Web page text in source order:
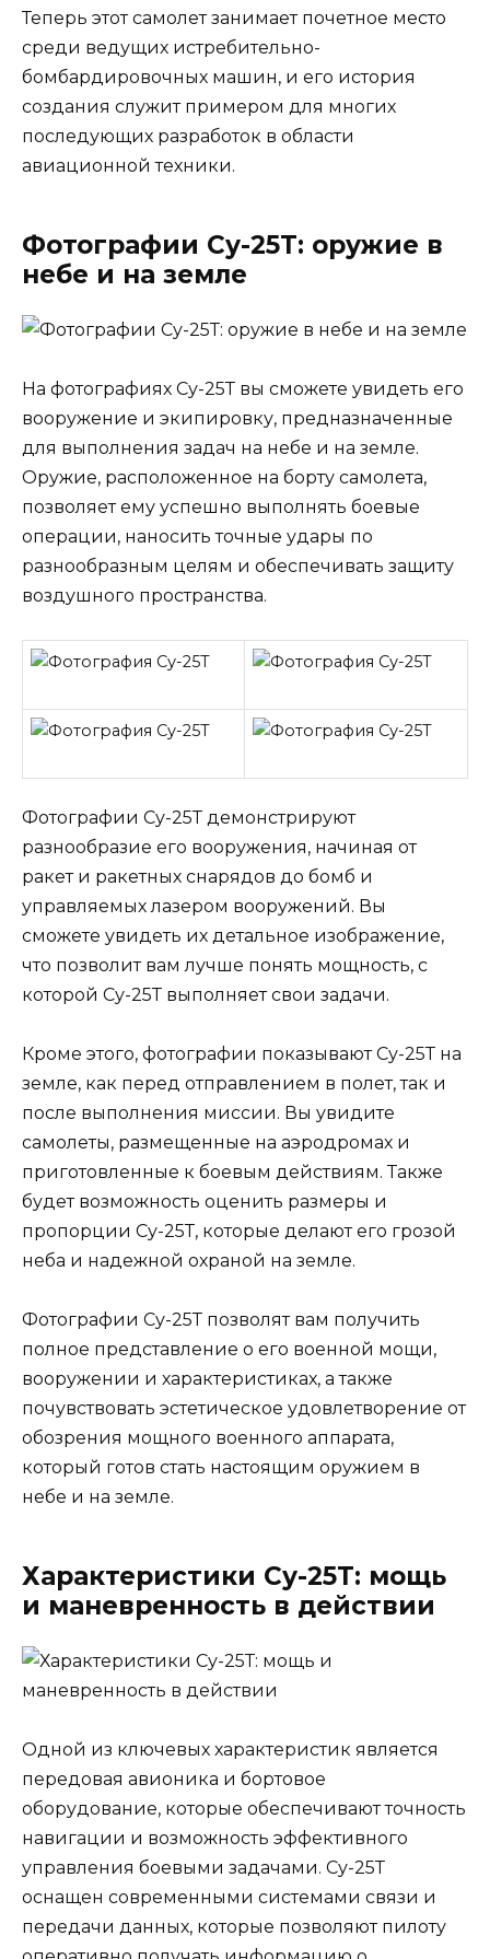
Теперь этот самолет занимает почетное место
среди ведущих истребительно-
бомбардировочных машин, и его история
создания служит примером для многих
последующих разработок в области
авиационной техники.
Фотографии Су-25Т: оружие в
небе и на земле
На фотографиях Су-25Т вы сможете увидеть его
вооружение и экипировку, предназначенные
для выполнения задач на небе и на земле.
Оружие, расположенное на борту самолета,
позволяет ему успешно выполнять боевые
операции, наносить точные удары по
разнообразным целям и обеспечивать защиту
воздушного пространства.
Фотографии Су-25Т демонстрируют
разнообразие его вооружения, начиная от
ракет и ракетных снарядов до бомб и
управляемых лазером вооружений. Вы
сможете увидеть их детальное изображение,
что позволит вам лучше понять мощность, с
которой Су-25Т выполняет свои задачи.
Кроме этого, фотографии показывают Су-25Т на
земле, как перед отправлением в полет, так и
после выполнения миссии. Вы увидите
самолеты, размещенные на аэродромах и
приготовленные к боевым действиям. Также
будет возможность оценить размеры и
пропорции Су-25Т, которые делают его грозой
неба и надежной охраной на земле.
Фотографии Су-25Т позволят вам получить
полное представление о его военной мощи,
вооружении и характеристиках, а также
почувствовать эстетическое удовлетворение от
обозрения мощного военного аппарата,
который готов стать настоящим оружием в
небе и на земле.
Характеристики Су-25Т: мощь
и маневренность в действии
Одной из ключевых характеристик является
передовая авионика и бортовое
оборудование, которые обеспечивают точность
навигации и возможность эффективного
управления боевыми задачами. Су-25Т
оснащен современными системами связи и
передачи данных, которые позволяют пилоту